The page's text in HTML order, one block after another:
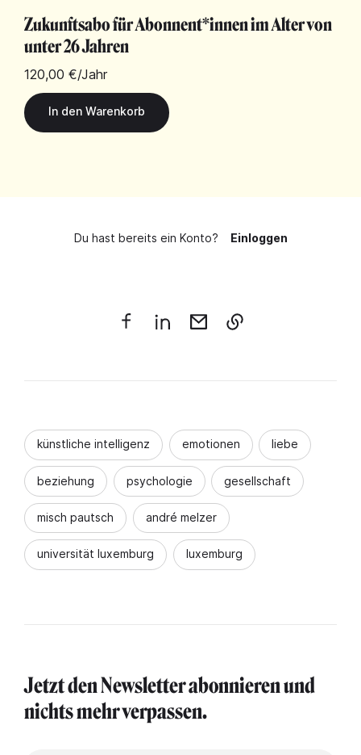
Zukunftsabo für Abonnent*innen im Alter von
unter 26 Jahren
120,00 €/Jahr
Du hast bereits ein Konto? Einloggen
künstliche intelligenz emotionen liebe
beziehung psychologie gesellschaft
misch pautsch andré melzer
universität luxemburg luxemburg
Jetzt den Newsletter abonnieren und
nichts mehr verpassen.